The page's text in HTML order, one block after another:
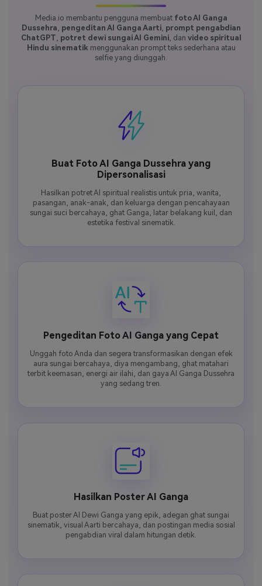
Media.io membantu pengguna membuat foto AI Ganga
Dussehra, pengeditan AI Ganga Aarti, prompt pengabdian
ChatGPT, potret dewi sungai AI Gemini, dan video spiritual
Hindu sinematikmenggunakan prompt teks sederhana atau
selfie yang diunggah.
Buat Foto AI Ganga Dussehra yang
Dipersonalisasi
Hasilkan potret AI spiritual realistis untuk pria, wanita,
pasangan, anak-anak, dan keluarga dengan pencahayaan
sungai suci bercahaya, ghat Ganga, latar belakang kuil, dan
estetika festival sinematik.
Pengeditan Foto AI Ganga yang Cepat
Unggah foto Anda dan segera transformasikan dengan efek
aura sungai bercahaya, diya mengambang, ghat matahari
terbit keemasan, energi air ilahi, dan gaya AI Ganga Dussehra
yang sedang tren.
Hasilkan Poster AI Ganga
Buat poster AI Dewi Ganga yang epik, adegan ghat sungai
sinematik, visual Aarti bercahaya, dan postingan media sosial
pengabdian viral dalam hitungan detik.